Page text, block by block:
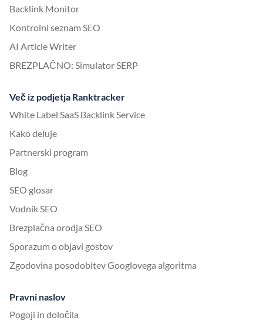
Backlink Monitor
Kontrolni seznam SEO
AI Article Writer
BREZPLAČNO: Simulator SERP
Več iz podjetja Ranktracker
White Label SaaS Backlink Service
Kako deluje
Partnerski program
Blog
SEO glosar
Vodnik SEO
Brezplačna orodja SEO
Sporazum o objavi gostov
Zgodovina posodobitev Googlovega algoritma
Pravni naslov
Pogoji in določila